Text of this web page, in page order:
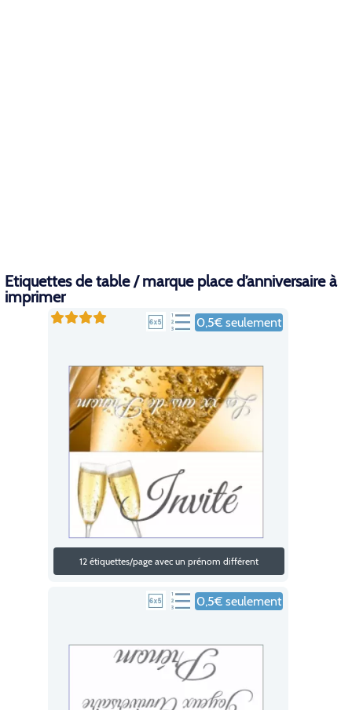
Etiquettes de table / marque place d’anniversaire à
imprimer
0,5€ seulement
12 étiquettes/page avec un prénom différent
0,5€ seulement